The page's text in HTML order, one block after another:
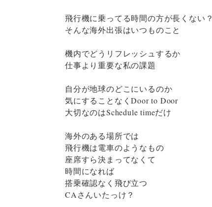
飛行機に乗ってる時間の方が長くない？
そんな海外出張はいつものこと
機内でどうリフレッシュするか
仕事より重要な私の課題
自分が地球のどこにいるのか
気にすることなくDoor to Door
大切なのはSchedule timeだけ
海外のある場所では
飛行機は電車のようなもの
座席すら決まってなくて
時間になれば
搭乗確認なく飛び立つ
CAさんいたっけ？